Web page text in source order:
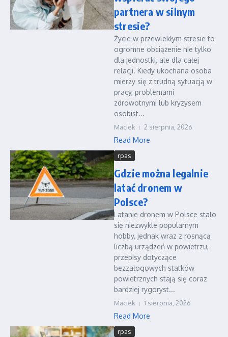
partnera w silnym
stresie?
Życie w przewlekłym stresie to
ogromne obciążenie nie tylko
dla jednostki, ale dla całej
relacji. Kiedy ukochana osoba
mierzy się z trudną sytuacją w
pracy, problemami
zdrowotnymi lub kryzysem
osobist...
Maciek 2 sierpnia, 2026
Read More
rpas
Gdzie można legalnie
latać dronem w
Polsce?
Latanie dronem w Polsce stało
się niezwykle popularnym
hobby, jednak wraz z rosnącą
liczbą urządzeń w powietrzu,
przepisy dotyczące
bezzałogowych statków
powietrznych stają się coraz
bardziej rygoryst...
Maciek 1 sierpnia, 2026
Read More
rpas